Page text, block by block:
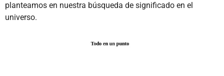
planteamos en nuestra búsqueda de significado en el
universo.